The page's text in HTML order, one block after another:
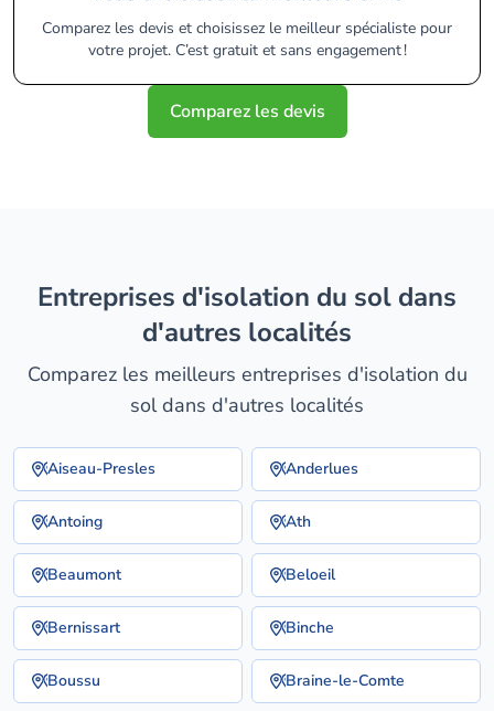
Comparez les devis et choisissez le meilleur spécialiste pour
votre projet. C’est gratuit et sans engagement !
Comparez les devis
entreprises d'isolation du sol dans
d'autres localités
Comparez les meilleurs entreprises d'isolation du
sol dans d'autres localités
Aiseau-Presles Anderlues
Antoing Ath
Beaumont Beloeil
Bernissart Binche
Boussu Braine-le-Comte